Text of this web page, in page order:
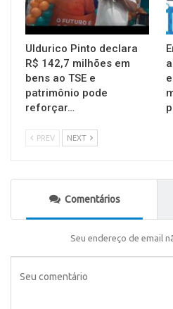
Uldurico Pinto declara
R$ 142,7 milhões em
bens ao TSE e
patrimônio pode
reforçar…
PREV NEXT
Comentários
Seu endereço de email